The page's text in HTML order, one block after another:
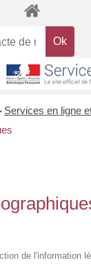
Services en ligne
de l'information